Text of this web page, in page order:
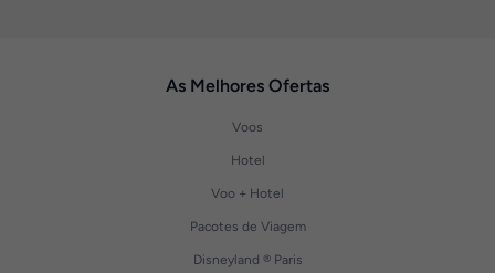
As Melhores Ofertas
Voos
Hotel
Voo + Hotel
Pacotes de Viagem
Disneyland ® Paris